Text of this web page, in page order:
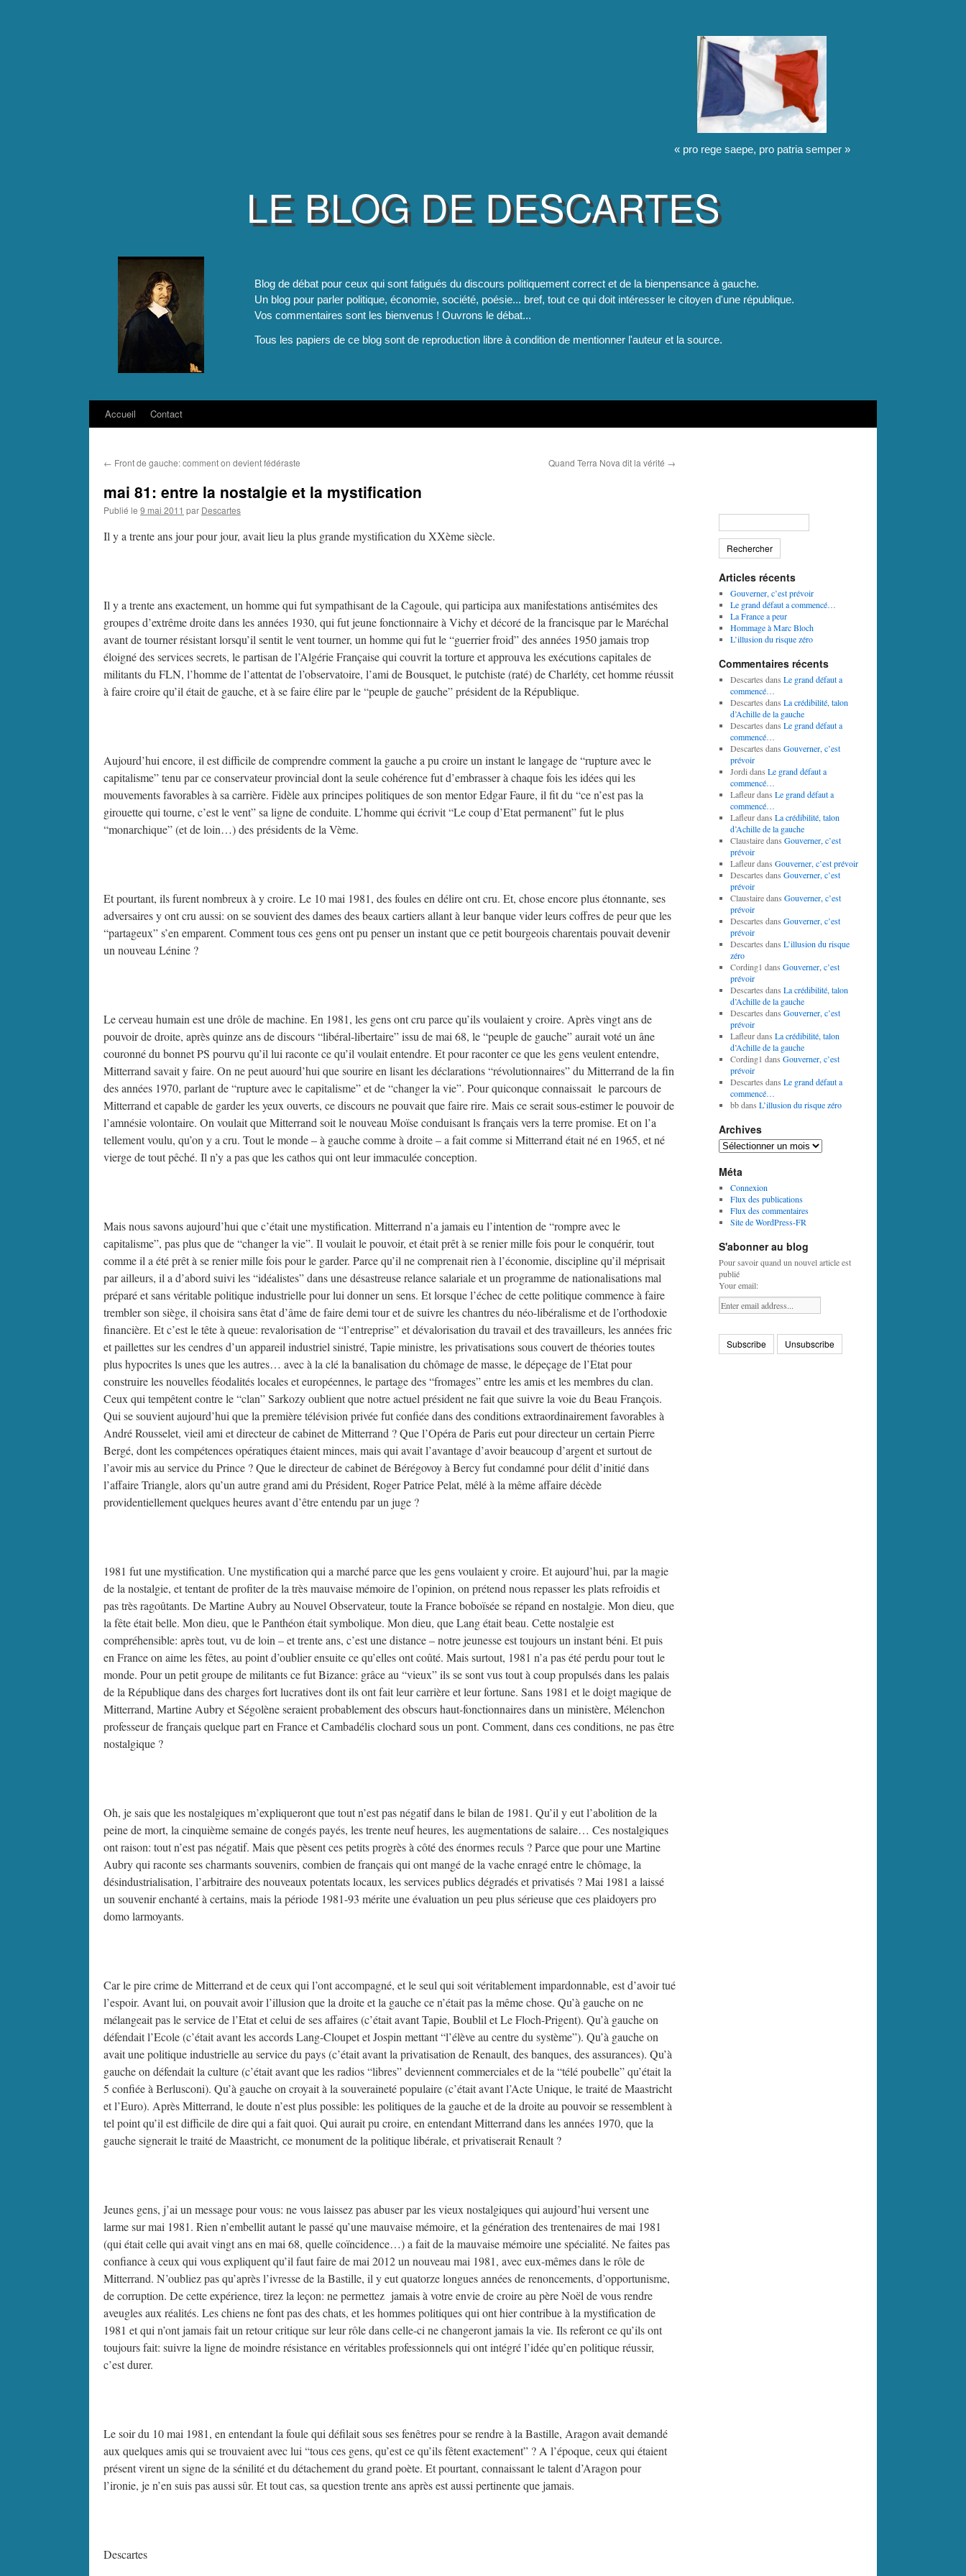
« pro rege saepe, pro patria semper »
LE BLOG DE DESCARTES
Blog de débat pour ceux qui sont fatigués du discours politiquement correct et de la bienpensance à gauche.
Un blog pour parler politique, économie, société, poésie... bref, tout ce qui doit intéresser le citoyen d'une république.
Vos commentaires sont les bienvenus ! Ouvrons le débat...
Tous les papiers de ce blog sont de reproduction libre à condition de mentionner l'auteur et la source.
Aller
contenu
Accueil Contact
← Front de gauche: comment on devient fédéraste Quand Terra Nova dit la vérité →
mai 81: entre la nostalgie et la mystification
Publié le 9 mai 2011 par Descartes
Il y a trente ans jour pour jour, avait lieu la plus grande mystification du XXème siècle.
Il y a trente ans exactement, un homme qui fut sympathisant de la Cagoule, qui participa aux manifestations antisémites des
groupes d’extrême droite dans les années 1930, qui fut jeune fonctionnaire à Vichy et décoré de la francisque par le Maréchal
avant de tourner résistant lorsqu’il sentit le vent tourner, un homme qui fut le “guerrier froid” des années 1950 jamais trop
éloigné des services secrets, le partisan de l’Algérie Française qui couvrit la torture et approuva les exécutions capitales de
militants du FLN, l’homme de l’attentat de l’observatoire, l’ami de Bousquet, le putchiste (raté) de Charléty, cet homme réussit
à faire croire qu’il était de gauche, et à se faire élire par le “peuple de gauche” président de la République.
Aujourd’hui encore, il est difficile de comprendre comment la gauche a pu croire un instant le langage de “rupture avec le
capitalisme” tenu par ce conservateur provincial dont la seule cohérence fut d’embrasser à chaque fois les idées qui les
mouvements favorables à sa carrière. Fidèle aux principes politiques de son mentor Edgar Faure, il fit du “ce n’est pas la
girouette qui tourne, c’est le vent” sa ligne de conduite. L’homme qui écrivit “Le coup d’Etat permanent” fut le plus
“monarchique” (et de loin…) des présidents de la Vème.
Et pourtant, ils furent nombreux à y croire. Le 10 mai 1981, des foules en délire ont cru. Et, chose encore plus étonnante, ses
adversaires y ont cru aussi: on se souvient des dames des beaux cartiers allant à leur banque vider leurs coffres de peur que les
“partageux” s’en emparent. Comment tous ces gens ont pu penser un instant que ce petit bourgeois charentais pouvait devenir
un nouveau Lénine ?
Le cerveau humain est une drôle de machine. En 1981, les gens ont cru parce qu’ils voulaient y croire. Après vingt ans de
pouvoir de droite, après quinze ans de discours “libéral-libertaire” issu de mai 68, le “peuple de gauche” aurait voté un âne
couronné du bonnet PS pourvu qu’il lui raconte ce qu’il voulait entendre. Et pour raconter ce que les gens veulent entendre,
Mitterrand savait y faire. On ne peut auourd’hui que sourire en lisant les déclarations “révolutionnaires” du Mitterrand de la fin
des années 1970, parlant de “rupture avec le capitalisme” et de “changer la vie”. Pour quiconque connaissait le parcours de
Mitterrand et capable de garder les yeux ouverts, ce discours ne pouvait que faire rire. Mais ce serait sous-estimer le pouvoir de
l’amnésie volontaire. On voulait que Mitterrand soit le nouveau Moïse conduisant ls français vers la terre promise. Et on l’a
tellement voulu, qu’on y a cru. Tout le monde – à gauche comme à droite – a fait comme si Mitterrand était né en 1965, et né
vierge de tout pêché. Il n’y a pas que les cathos qui ont leur immaculée conception.
Mais nous savons aujourd’hui que c’était une mystification. Mitterrand n’a jamais eu l’intention de “rompre avec le
capitalisme”, pas plus que de “changer la vie”. Il voulait le pouvoir, et était prêt à se renier mille fois pour le conquérir, tout
comme il a été prêt à se renier mille fois pour le garder. Parce qu’il ne comprenait rien à l’économie, discipline qu’il méprisait
par ailleurs, il a d’abord suivi les “idéalistes” dans une désastreuse relance salariale et un programme de nationalisations mal
préparé et sans véritable politique industrielle pour lui donner un sens. Et lorsque l’échec de cette politique commence à faire
trembler son siège, il choisira sans êtat d’âme de faire demi tour et de suivre les chantres du néo-libéralisme et de l’orthodoxie
financière. Et c’est le tête à queue: revalorisation de “l’entreprise” et dévalorisation du travail et des travailleurs, les années fric
et paillettes sur les cendres d’un appareil industriel sinistré, Tapie ministre, les privatisations sous couvert de théories toutes
plus hypocrites ls unes que les autres… avec à la clé la banalisation du chômage de masse, le dépeçage de l’Etat pour
construire les nouvelles féodalités locales et européennes, le partage des “fromages” entre les amis et les membres du clan.
Ceux qui tempêtent contre le “clan” Sarkozy oublient que notre actuel président ne fait que suivre la voie du Beau François.
Qui se souvient aujourd’hui que la première télévision privée fut confiée dans des conditions extraordinairement favorables à
André Rousselet, vieil ami et directeur de cabinet de Mitterrand ? Que l’Opéra de Paris eut pour directeur un certain Pierre
Bergé, dont les compétences opératiques étaient minces, mais qui avait l’avantage d’avoir beaucoup d’argent et surtout de
l’avoir mis au service du Prince ? Que le directeur de cabinet de Bérégovoy à Bercy fut condamné pour délit d’initié dans
l’affaire Triangle, alors qu’un autre grand ami du Président, Roger Patrice Pelat, mêlé à la même affaire décède
providentiellement quelques heures avant d’être entendu par un juge ?
1981 fut une mystification. Une mystification qui a marché parce que les gens voulaient y croire. Et aujourd’hui, par la magie
de la nostalgie, et tentant de profiter de la très mauvaise mémoire de l’opinion, on prétend nous repasser les plats refroidis et
pas très ragoûtants. De Martine Aubry au Nouvel Observateur, toute la France boboïsée se répand en nostalgie. Mon dieu, que
la fête était belle. Mon dieu, que le Panthéon était symbolique. Mon dieu, que Lang était beau. Cette nostalgie est
compréhensible: après tout, vu de loin – et trente ans, c’est une distance – notre jeunesse est toujours un instant béni. Et puis
en France on aime les fêtes, au point d’oublier ensuite ce qu’elles ont coûté. Mais surtout, 1981 n’a pas été perdu pour tout le
monde. Pour un petit groupe de militants ce fut Bizance: grâce au “vieux” ils se sont vus tout à coup propulsés dans les palais
de la République dans des charges fort lucratives dont ils ont fait leur carrière et leur fortune. Sans 1981 et le doigt magique de
Mitterrand, Martine Aubry et Ségolène seraient probablement des obscurs haut-fonctionnaires dans un ministère, Mélenchon
professeur de français quelque part en France et Cambadélis clochard sous un pont. Comment, dans ces conditions, ne pas être
nostalgique ?
Oh, je sais que les nostalgiques m’expliqueront que tout n’est pas négatif dans le bilan de 1981. Qu’il y eut l’abolition de la
peine de mort, la cinquième semaine de congés payés, les trente neuf heures, les augmentations de salaire… Ces nostalgiques
ont raison: tout n’est pas négatif. Mais que pèsent ces petits progrès à côté des énormes reculs ? Parce que pour une Martine
Aubry qui raconte ses charmants souvenirs, combien de français qui ont mangé de la vache enragé entre le chômage, la
désindustrialisation, l’arbitraire des nouveaux potentats locaux, les services publics dégradés et privatisés ? Mai 1981 a laissé
un souvenir enchanté à certains, mais la période 1981-93 mérite une évaluation un peu plus sérieuse que ces plaidoyers pro
domo larmoyants.
Car le pire crime de Mitterrand et de ceux qui l’ont accompagné, et le seul qui soit véritablement impardonnable, est d’avoir tué
l’espoir. Avant lui, on pouvait avoir l’illusion que la droite et la gauche ce n’était pas la même chose. Qu’à gauche on ne
mélangeait pas le service de l’Etat et celui de ses affaires (c’était avant Tapie, Boublil et Le Floch-Prigent). Qu’à gauche on
défendait l’Ecole (c’était avant les accords Lang-Cloupet et Jospin mettant “l’élève au centre du système”). Qu’à gauche on
avait une politique industrielle au service du pays (c’était avant la privatisation de Renault, des banques, des assurances). Qu’à
gauche on défendait la culture (c’était avant que les radios “libres” deviennent commerciales et de la “télé poubelle” qu’était la
5 confiée à Berlusconi). Qu’à gauche on croyait à la souveraineté populaire (c’était avant l’Acte Unique, le traité de Maastricht
et l’Euro). Après Mitterrand, le doute n’est plus possible: les politiques de la gauche et de la droite au pouvoir se ressemblent à
tel point qu’il est difficile de dire qui a fait quoi. Qui aurait pu croire, en entendant Mitterrand dans les années 1970, que la
gauche signerait le traité de Maastricht, ce monument de la politique libérale, et privatiserait Renault ?
Jeunes gens, j’ai un message pour vous: ne vous laissez pas abuser par les vieux nostalgiques qui aujourd’hui versent une
larme sur mai 1981. Rien n’embellit autant le passé qu’une mauvaise mémoire, et la génération des trentenaires de mai 1981
(qui était celle qui avait vingt ans en mai 68, quelle coïncidence…) a fait de la mauvaise mémoire une spécialité. Ne faites pas
confiance à ceux qui vous expliquent qu’il faut faire de mai 2012 un nouveau mai 1981, avec eux-mêmes dans le rôle de
Mitterrand. N’oubliez pas qu’après l’ivresse de la Bastille, il y eut quatorze longues années de renoncements, d’opportunisme,
de corruption. De cette expérience, tirez la leçon: ne permettez jamais à votre envie de croire au père Noël de vous rendre
aveugles aux réalités. Les chiens ne font pas des chats, et les hommes politiques qui ont hier contribue à la mystification de
1981 et qui n’ont jamais fait un retour critique sur leur rôle dans celle-ci ne changeront jamais la vie. Ils referont ce qu’ils ont
toujours fait: suivre la ligne de moindre résistance en véritables professionnels qui ont intégré l’idée qu’en politique réussir,
c’est durer.
Le soir du 10 mai 1981, en entendant la foule qui défilait sous ses fenêtres pour se rendre à la Bastille, Aragon avait demandé
aux quelques amis qui se trouvaient avec lui “tous ces gens, qu’est ce qu’ils fêtent exactement” ? A l’époque, ceux qui étaient
présent virent un signe de la sénilité et du détachement du grand poète. Et pourtant, connaissant le talent d’Aragon pour
l’ironie, je n’en suis pas aussi sûr. Et tout cas, sa question trente ans après est aussi pertinente que jamais.
Descartes
Articles récents
Gouverner, c’est prévoir
Le grand défaut a commencé…
La France a peur
Hommage à Marc Bloch
L’illusion du risque zéro
Commentaires récents
Descartes dans Le grand défaut a
commencé…
Descartes dans La crédibilité, talon
d’Achille de la gauche
Descartes dans Le grand défaut a
commencé…
Descartes dans Gouverner, c’est
prévoir
Jordi dans Le grand défaut a
commencé…
Lafleurdans Le grand défaut a
commencé…
Lafleurdans La crédibilité, talon
d’Achille de la gauche
Claustairedans Gouverner, c’est
prévoir
Lafleurdans Gouverner, c’est prévoir
Descartes dans Gouverner, c’est
prévoir
Claustairedans Gouverner, c’est
prévoir
Descartes dans Gouverner, c’est
prévoir
Descartes dans L’illusion du risque
zéro
Cording1 dans Gouverner, c’est
prévoir
Descartes dans La crédibilité, talon
d’Achille de la gauche
Descartes dans Gouverner, c’est
prévoir
Lafleurdans La crédibilité, talon
d’Achille de la gauche
Cording1 dans Gouverner, c’est
prévoir
Descartes dans Le grand défaut a
commencé…
bbdans L’illusion du risque zéro
Archives
Archives
Méta
Connexion
Flux des publications
Flux des commentaires
Site de WordPress-FR
S'abonner au blog
Pour savoir quand un nouvel article est
publié
Your email: